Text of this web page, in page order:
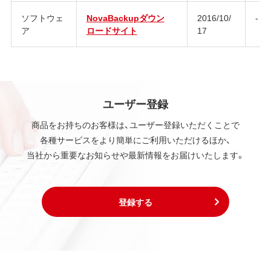
ソフトウェ
ア
NovaBackupダウン
ロードサイト
2016/10/
17
-
ユーザー登録
商品をお持ちのお客様は、ユーザー登録いただくことで
各種サービスをより簡単にご利用いただけるほか、
当社から重要なお知らせや最新情報をお届けいたします。
登録する